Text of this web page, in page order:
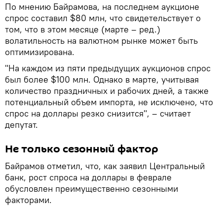
По мнению Байрамова, на последнем аукционе
спрос составил $80 млн, что свидетельствует о
том, что в этом месяце (марте – ред.)
волатильность на валютном рынке может быть
оптимизирована.
"На каждом из пяти предыдущих аукционов спрос
был более $100 млн. Однако в марте, учитывая
количество праздничных и рабочих дней, а также
потенциальный объем импорта, не исключено, что
спрос на доллары резко снизится", – считает
депутат.
Не только сезонный фактор
Байрамов отметил, что, как заявил Центральный
банк, рост спроса на доллары в феврале
обусловлен преимущественно сезонными
факторами.